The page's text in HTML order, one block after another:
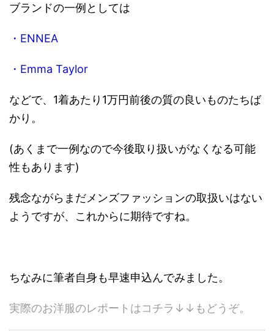
ブランドの一例としては
・ENNEA
・Emma Taylor
などで、1着あたり1万円前後の質の良いものたちば
かり。
(あくまで一例なので今後取り扱いがなくなる可能
性もあります)
残念ながらまだメンズファッションの取扱いはない
ようですが、これからに期待ですね。
ちなみに筆者自身も早速申込んでみました。
実際のお洋服のレポートはコチラ↓↓もどうぞ。